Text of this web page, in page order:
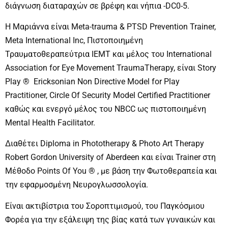
διάγνωση διαταραχών σε βρέφη και νήπια -DC0-5.
Η Μαριάννα είναι Meta-trauma & PTSD Prevention Trainer,
Meta International Inc, Πιστοποιημένη
Τραυματοθεραπεύτρια ΙΕΜΤ και μέλος του International
Association for Eye Movement TraumaTherapy, είναι Story
Play ® Ericksonian Non Directive Model for Play
Practitioner, Circle Of Security Model Certified Practitioner
καθώς και ενεργό μέλος του NBCC ως πιστοποιημένη
Mental Health Facilitator.
Διαθέτει Diploma in Phototherapy & Photo Art Therapy
Robert Gordon University of Aberdeen και είναι Trainer στη
Μέθοδο Points Of You ® , με βάση την Φωτοθεραπεία και
την εφαρμοσμένη Νευρογλωσσολογία.
Είναι ακτιβίστρια του Σοροπτιμισμού, του Παγκόσμιου
Φορέα για την εξάλειψη της βίας κατά των γυναικών και